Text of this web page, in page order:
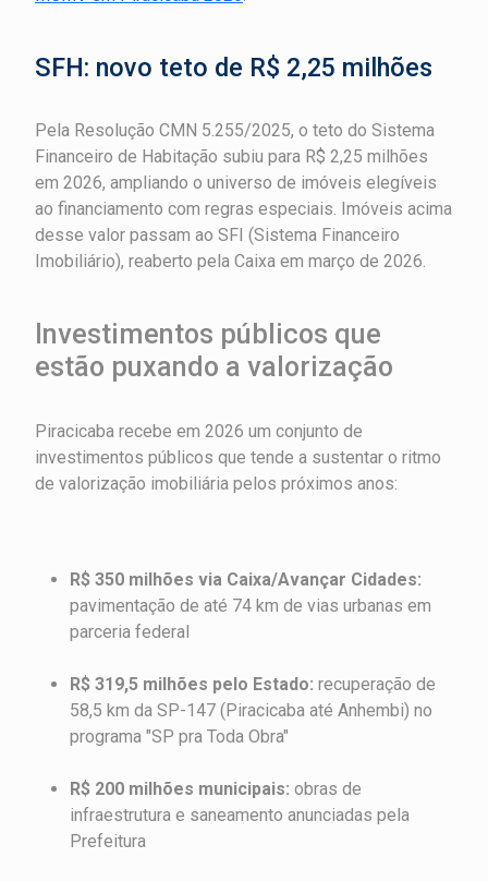
SFH: novo teto de R$ 2,25 milhões
Pela Resolução CMN 5.255/2025, o teto do Sistema
Financeiro de Habitação subiu para R$ 2,25 milhões
em 2026, ampliando o universo de imóveis elegíveis
ao financiamento com regras especiais. Imóveis acima
desse valor passam ao SFI (Sistema Financeiro
Imobiliário), reaberto pela Caixa em março de 2026.
Investimentos públicos que
estão puxando a valorização
Piracicaba recebe em 2026 um conjunto de
investimentos públicos que tende a sustentar o ritmo
de valorização imobiliária pelos próximos anos:
R$ 350 milhões via Caixa/Avançar Cidades:
pavimentação de até 74 km de vias urbanas em
parceria federal
R$ 319,5 milhões pelo Estado: recuperação de
58,5 km da SP-147 (Piracicaba até Anhembi) no
programa "SP pra Toda Obra"
R$ 200 milhões municipais: obras de
infraestrutura e saneamento anunciadas pela
Prefeitura